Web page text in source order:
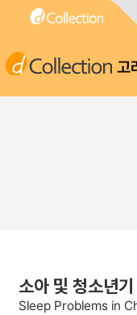
고
소아 및 청소
Sleep Problems in